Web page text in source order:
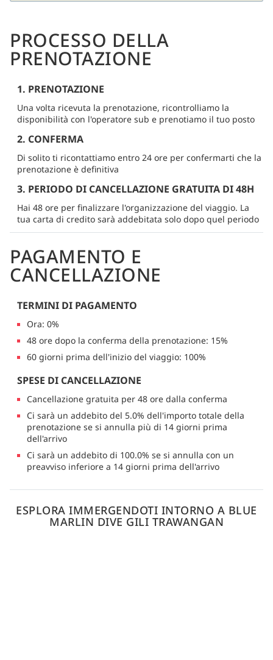
PROCESSO DELLA
PRENOTAZIONE
1. PRENOTAZIONE
Una volta ricevuta la prenotazione, ricontrolliamo la
disponibilità con l'operatore sub e prenotiamo il tuo posto
2. CONFERMA
Di solito ti ricontattiamo entro 24 ore per confermarti che la
prenotazione è definitiva
3. PERIODO DI CANCELLAZIONE GRATUITA DI 48H
Hai 48 ore per finalizzare l'organizzazione del viaggio. La
tua carta di credito sarà addebitata solo dopo quel periodo
PAGAMENTO E
CANCELLAZIONE
TERMINI DI PAGAMENTO
Ora: 0%
48 ore dopo la conferma della prenotazione: 15%
60 giorni prima dell'inizio del viaggio: 100%
SPESE DI CANCELLAZIONE
Cancellazione gratuita per 48 ore dalla conferma
Ci sarà un addebito del 5.0% dell'importo totale della
prenotazione se si annulla più di 14 giorni prima
dell'arrivo
Ci sarà un addebito di 100.0% se si annulla con un
preavviso inferiore a 14 giorni prima dell'arrivo
ESPLORA IMMERGENDOTI INTORNO A BLUE
MARLIN DIVE GILI TRAWANGAN